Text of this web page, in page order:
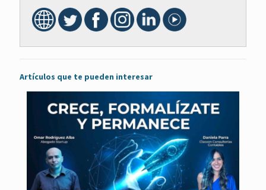
Artículos que te pueden interesar